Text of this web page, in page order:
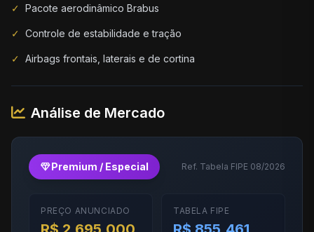
✓ Pacote aerodinâmico Brabus
✓ Controle de estabilidade e tração
✓ Airbags frontais, laterais e de cortina
Análise de Mercado
diamondPremium / Especial Ref. Tabela FIPE 08/2026
PREÇO ANUNCIADO TABELA FIPE